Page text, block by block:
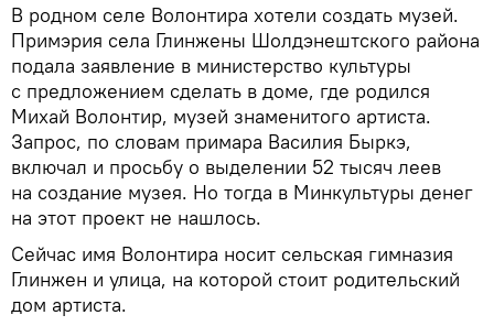
В родном селе Волонтира хотели создать музей.
Примэрия села Глинжены Шолдэнештского района
подала заявление в министерство культуры
с предложением сделать в доме, где родился
Михай Волонтир, музей знаменитого артиста.
Запрос, по словам примара Василия Быркэ,
включал и просьбу о выделении 52 тысяч леев
на создание музея. Но тогда в Минкультуры денег
на этот проект не нашлось.
Сейчас имя Волонтира носит сельская гимназия
Глинжен и улица, на которой стоит родительский
дом артиста.